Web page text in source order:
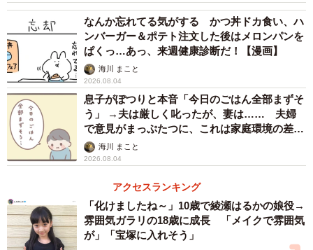
なんか忘れてる気がする かつ丼ドカ食い、ハ
ンバーガー＆ポテト注文した後はメロンパンを
ぱくっ…あっ、来週健康診断だ！【漫画】
海川 まこと
2026.08.04
息子がぽつりと本音「今日のごはん全部まずそ
う」 →夫は厳しく叱ったが、妻は…… 夫婦
で意見がまっぷたつに、これは家庭環境の差？
【漫画】
海川 まこと
2026.08.04
アクセスランキング
「化けましたね～」10歳で綾瀬はるかの娘役→
雰囲気ガラリの18歳に成長 「メイクで雰囲気
が」「宝塚に入れそう」